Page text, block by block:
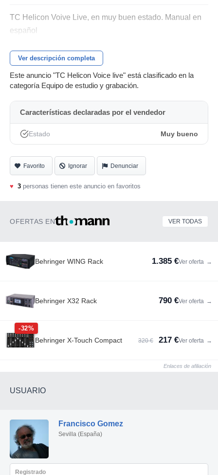
TC Helicon Voive Live, en muy buen estado. Manual en
español
Ver descripción completa
Este anuncio "TC Helicon Voice live" está clasificado en la
categoría Equipo de estudio y grabación.
Características declaradas por el vendedor
Estado Muy bueno
Favorito Ignorar Denunciar
♥ 3 personas tienen este anuncio en favoritos
OFERTAS EN VER TODAS
Behringer WING Rack 1.385 €Ver oferta →
Behringer X32 Rack 790 €Ver oferta →
-32%
Behringer X-Touch Compact 320 € 217 €Ver oferta →
Enlaces de afiliación
USUARIO
Francisco Gomez
Sevilla (España)
Registrado